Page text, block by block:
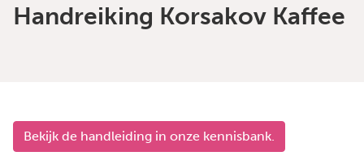
Handreiking Korsakov Kaffee
Bekijk de handleiding in onze kennisbank.